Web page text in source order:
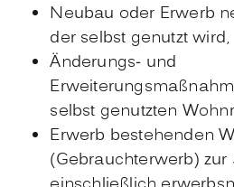
Neubau oder Erwerb
der selbst genutzt wird,
Änderungs- und
selbst genutzten
Erwerb bestehenden
(Gebrauchterwerb) zur